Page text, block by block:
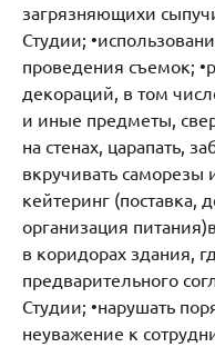
загрязняющихи
Студии;
проведения съемок;
декораций, в том
и иные предметы,
на стенах, царапать,
вкручивать саморезы
кейтеринг (поставка,
организация
в коридорах здания,
предварительного
Студии; •​нарушать
неуважение к